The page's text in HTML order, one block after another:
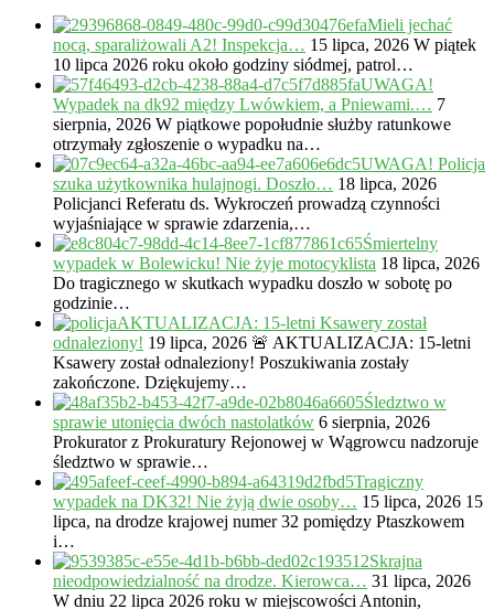
Mieli jechać
nocą, sparaliżowali A2! Inspekcja… 15 lipca, 2026 W piątek
10 lipca 2026 roku około godziny siódmej, patrol…
UWAGA!
Wypadek na dk92 między Lwówkiem, a Pniewami.… 7
sierpnia, 2026 W piątkowe popołudnie służby ratunkowe
otrzymały zgłoszenie o wypadku na…
UWAGA! Policja
szuka użytkownika hulajnogi. Doszło… 18 lipca, 2026
Policjanci Referatu ds. Wykroczeń prowadzą czynności
wyjaśniające w sprawie zdarzenia,…
Śmiertelny
wypadek w Bolewicku! Nie żyje motocyklista 18 lipca, 2026
Do tragicznego w skutkach wypadku doszło w sobotę po
godzinie…
AKTUALIZACJA: 15-letni Ksawery został
odnaleziony! 19 lipca, 2026 🚨 AKTUALIZACJA: 15-letni
Ksawery został odnaleziony! Poszukiwania zostały
zakończone. Dziękujemy…
Śledztwo w
sprawie utonięcia dwóch nastolatków 6 sierpnia, 2026
Prokurator z Prokuratury Rejonowej w Wągrowcu nadzoruje
śledztwo w sprawie…
Tragiczny
wypadek na DK32! Nie żyją dwie osoby… 15 lipca, 2026 15
lipca, na drodze krajowej numer 32 pomiędzy Ptaszkowem
i…
Skrajna
nieodpowiedzialność na drodze. Kierowca… 31 lipca, 2026
W dniu 22 lipca 2026 roku w miejscowości Antonin,